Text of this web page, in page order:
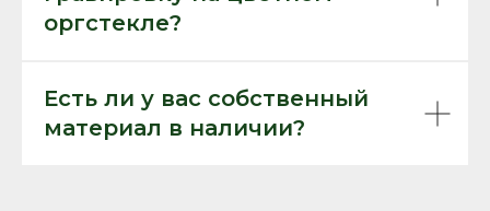
оргстекле?
Есть ли у вас собственный
материал в наличии?